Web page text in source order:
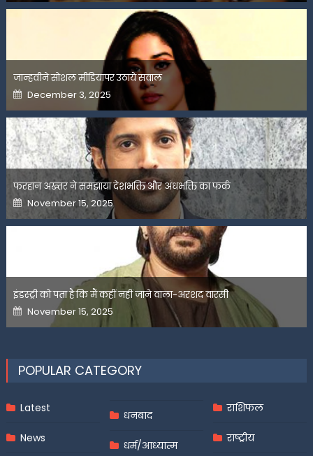
जान्हवीने सोशल मीडियापर उठाये सवाल
Posted
on
December 3, 2025
फरहान अख्तर ने समझाया देशभक्ति और अंधभक्ति का फर्क
Posted
on
November 15, 2025
इंडस्ट्री को पता है कि मैं कहीं नहीं जाने वाला-अरशद वारसी
Posted
on
November 15, 2025
POPULAR CATEGORY
Latest
News
धनबाद
धर्म/आध्यात्म
राशिफल
राष्ट्रीय